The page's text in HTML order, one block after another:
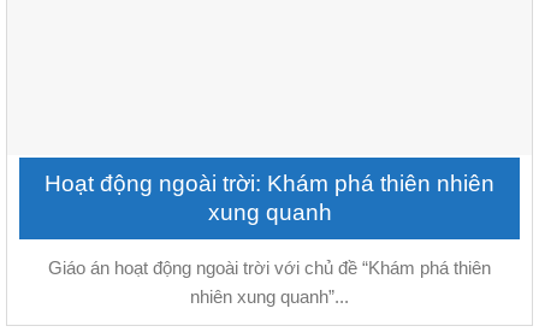
Hoạt động ngoài trời: Khám phá thiên nhiên
xung quanh
Giáo án hoạt động ngoài trời với chủ đề “Khám phá thiên
nhiên xung quanh”...